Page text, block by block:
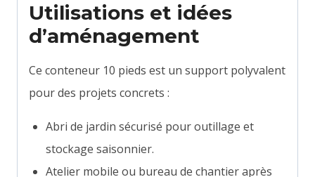
Utilisations et idées
d’aménagement
Ce conteneur 10 pieds est un support polyvalent
pour des projets concrets :
Abri de jardin sécurisé pour outillage et
stockage saisonnier.
Atelier mobile ou bureau de chantier après